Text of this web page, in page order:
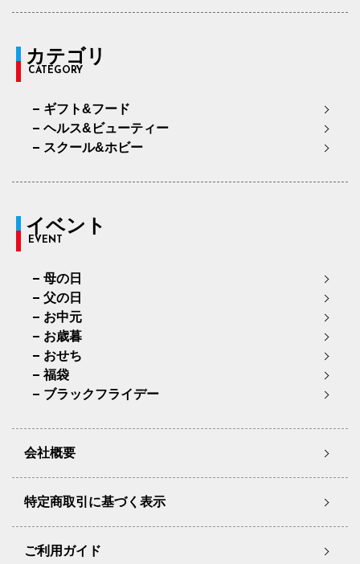
カテゴリ
CATEGORY
ギフト&フード
ヘルス&ビューティー
スクール&ホビー
イベント
EVENT
母の日
父の日
お中元
お歳暮
おせち
福袋
ブラックフライデー
会社概要
特定商取引に基づく表示
ご利用ガイド